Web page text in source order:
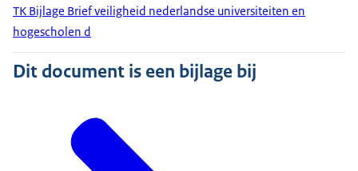
TK Bijlage Brief veiligheid nederlandse universiteiten en
hogescholen d
Dit document is een bijlage bij